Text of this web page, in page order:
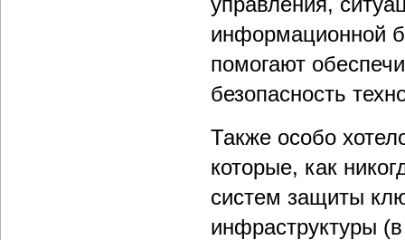
информационной
помогают
безопасность
Также особо
которые, как
систем защиты
инфраструктуры